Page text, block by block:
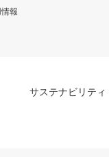
報
サステナビリティ